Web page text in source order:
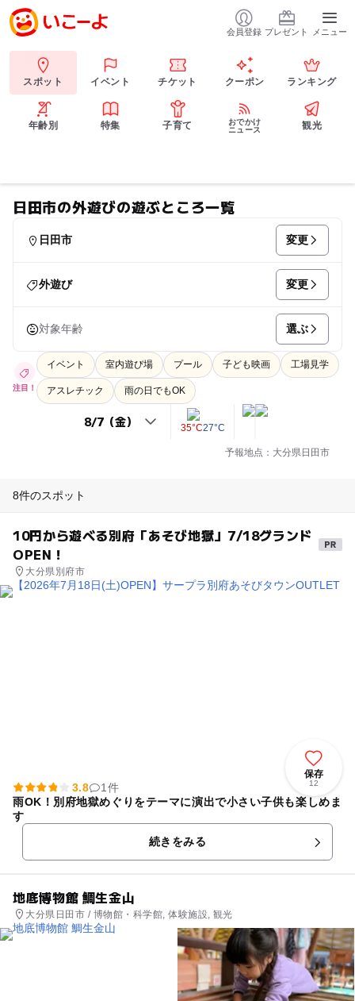
会員登録 プレゼント メニュー
スポット イベント チケット クーポン ランキング
年齢別 特集 子育て
おでかけ
ニュース
観光
日田市の外遊びの遊ぶところ一覧
日田市 変更
外遊び 変更
対象年齢 選ぶ
注目！
イベント 室内遊び場 プール 子ども映画 工場見学
アスレチック 雨の日でもOK
35°C27°C
予報地点：大分県日田市
8件のスポット
10円から遊べる別府「あそび地獄」7/18グランド
OPEN！
大分県別府市
保存
12
3.8
1件
雨OK！別府地獄めぐりをテーマに演出で小さい子供も楽しめま
す
続きをみる
地底博物館 鯛生金山
大分県日田市 / 博物館・科学館, 体験施設, 観光